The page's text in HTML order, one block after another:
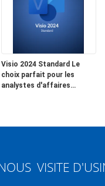
Visio 2024 Standard Le
choix parfait pour les
analystes d'affaires
VISITE